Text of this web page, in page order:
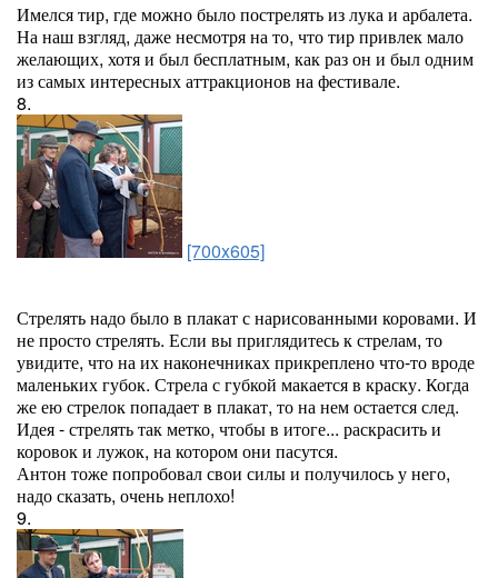
Имелся тир, где можно было пострелять из лука и арбалета.
На наш взгляд, даже несмотря на то, что тир привлек мало
желающих, хотя и был бесплатным, как раз он и был одним
из самых интересных аттракционов на фестивале.
8.
[700x605]
Стрелять надо было в плакат с нарисованными коровами. И
не просто стрелять. Если вы приглядитесь к стрелам, то
увидите, что на их наконечниках прикреплено что-то вроде
маленьких губок. Стрела с губкой макается в краску. Когда
же ею стрелок попадает в плакат, то на нем остается след.
Идея - стрелять так метко, чтобы в итоге... раскрасить и
коровок и лужок, на котором они пасутся.
Антон тоже попробовал свои силы и получилось у него,
надо сказать, очень неплохо!
9.